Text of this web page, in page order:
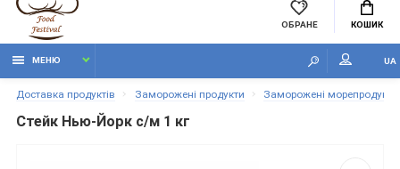
ОБРАНЕ КОШИК
МЕНЮ UA
Доставка продуктів Заморожені продукти Заморожені
Стейк Нью-Йорк с/м 1 кг